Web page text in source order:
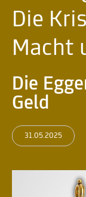
Die
Macht
Die
Geld
31.05.2025